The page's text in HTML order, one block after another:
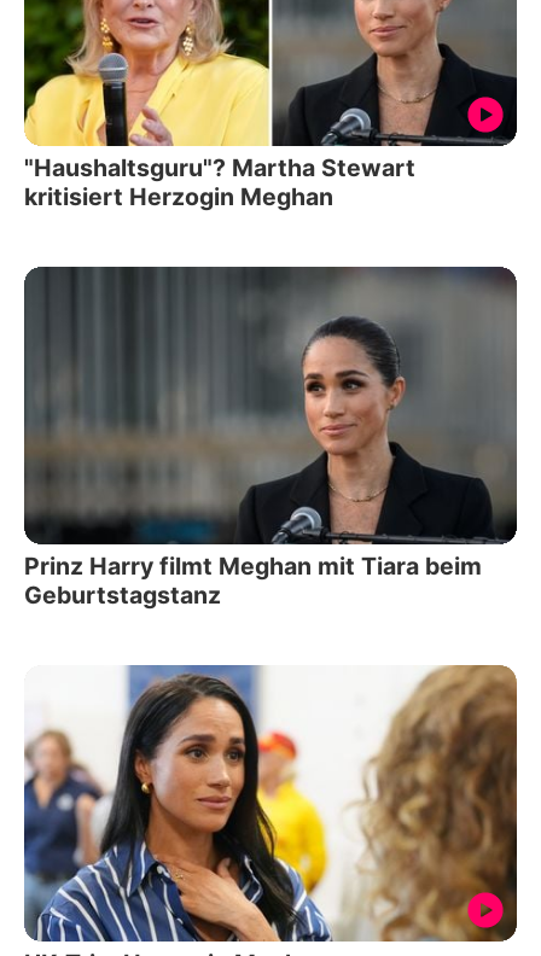
"Haushaltsguru"? Martha Stewart
kritisiert Herzogin Meghan
Prinz Harry filmt Meghan mit Tiara beim
Geburtstagstanz